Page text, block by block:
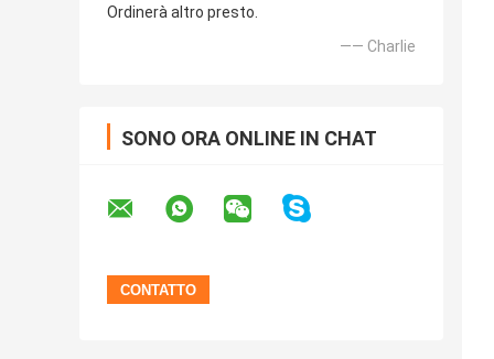
Ordinerà altro presto.
—— Charlie
SONO ORA ONLINE IN CHAT